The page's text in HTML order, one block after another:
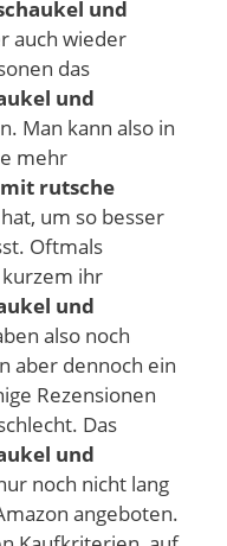
und
auch wieder
das
und
Man kann also in
mehr
rutsche
hat, um so besser
Oftmals
ihr
und
also noch
aber dennoch ein
Rezensionen
Das
und
noch nicht lang
angeboten.